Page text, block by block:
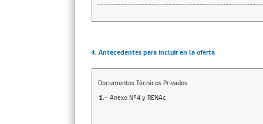
4. Antecedentes para incluir en la oferta
Documentos Técnicos Privados
1.- Anexo N°4 y RENAc